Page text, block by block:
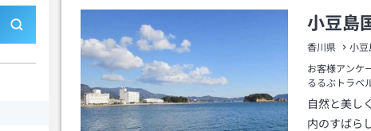
小豆島
香川県 小豆
お客様アンケ
るるぶトラベ
自然と美し
内のすばら